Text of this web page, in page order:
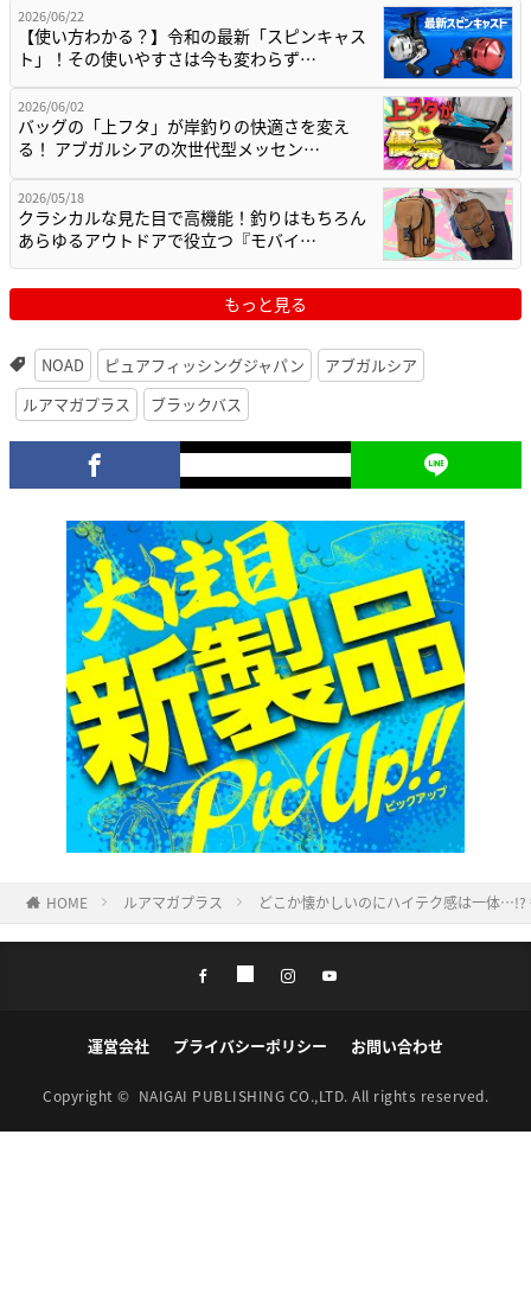
2026/06/22
【使い方わかる？】令和の最新「スピンキャス
ト」！その使いやすさは今も変わらず…
2026/06/02
バッグの「上フタ」が岸釣りの快適さを変え
る！ アブガルシアの次世代型メッセン…
2026/05/18
クラシカルな見た目で高機能！釣りはもちろん
あらゆるアウトドアで役立つ『モバイ…
もっと見る
NOAD ピュアフィッシングジャパン
アブガルシア
ルアマガプラス
ブラックバス
HOME ルアマガプラス どこか懐かしいのにハイテク感は一体
運営会社 プライバシーポリシー お問い合わせ
Copyright © NAIGAI PUBLISHING CO.,LTD. All rights reserved.